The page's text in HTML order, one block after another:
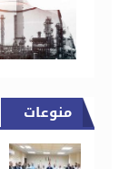
منوعات